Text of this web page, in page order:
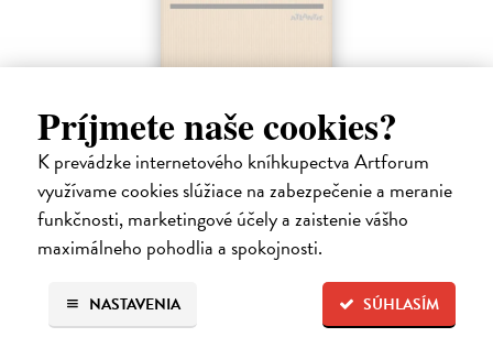
Príjmete naše cookies?
K prevádzke internetového kníhkupectva Artforum
využívame cookies slúžiace na zabezpečenie a meranie
funkčnosti, marketingové účely a zaistenie vášho
maximálneho pohodlia a spokojnosti.
SÚHLASÍM
NASTAVENIA
Pomalost
| Kniha
Pomalost, chronologicky první ze čtyř románů Milana Kundery
napsaných francouzsky, vychází v českém překladu Anny
Kareninové. Vydávání Kunderových románů v českém jazyce se